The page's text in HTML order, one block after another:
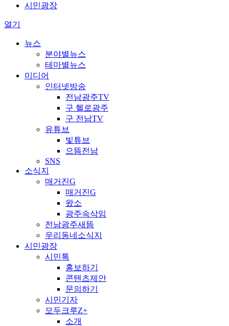
시민광장
열기
뉴스
분야별뉴스
테마별뉴스
미디어
인터넷방송
전남광주TV
구 헬로광주
구 전남TV
유튜브
빛튜브
으뜸전남
SNS
소식지
매거진G
매거진G
왔소
광주속삭임
전남광주새뜸
우리동네소식지
시민광장
시민톡
홍보하기
콘텐츠제안
문의하기
시민기자
모두크루Z+
소개